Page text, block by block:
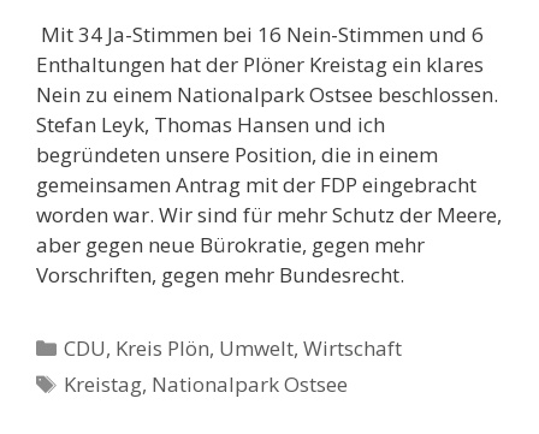
Mit 34 Ja-Stimmen bei 16 Nein-Stimmen und 6
Enthaltungen hat der Plöner Kreistag ein klares
Nein zu einem Nationalpark Ostsee beschlossen.
Stefan Leyk, Thomas Hansen und ich
begründeten unsere Position, die in einem
gemeinsamen Antrag mit der FDP eingebracht
worden war. Wir sind für mehr Schutz der Meere,
aber gegen neue Bürokratie, gegen mehr
Vorschriften, gegen mehr Bundesrecht.
Kategorien
CDU, Kreis Plön, Umwelt,Wirtschaft
Schlagwörter
Kreistag, Nationalpark Ostsee